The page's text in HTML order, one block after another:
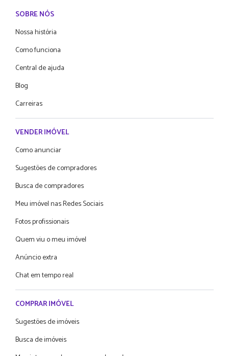
SOBRE NÓS
Nossa história
Como funciona
Central de ajuda
Blog
Carreiras
VENDER IMÓVEL
Como anunciar
Sugestões de compradores
Busca de compradores
Meu imóvel nas Redes Sociais
Fotos profissionais
Quem viu o meu imóvel
Anúncio extra
Chat em tempo real
COMPRAR IMÓVEL
Sugestões de imóveis
Busca de imóveis